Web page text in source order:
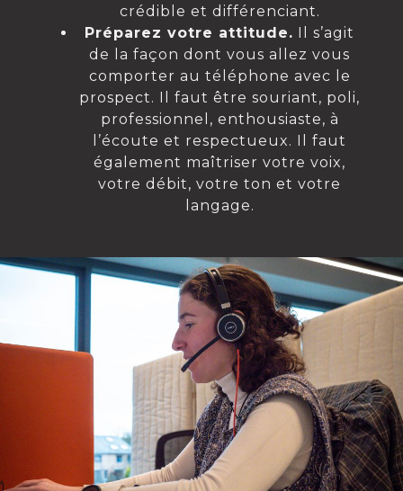
crédible et différenciant.
Préparez votre attitude. Il s’agit
de la façon dont vous allez vous
comporter au téléphone avec le
prospect. Il faut être souriant, poli,
professionnel, enthousiaste, à
l’écoute et respectueux. Il faut
également maîtriser votre voix,
votre débit, votre ton et votre
langage.